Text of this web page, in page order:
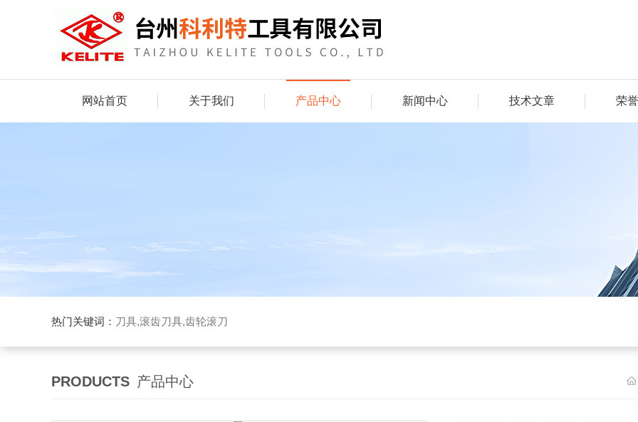
网站首页 关于我们 产品中心 新闻中心 技术文章 荣
热门关键词： 刀具,滚齿刀具,齿轮滚刀
PRODUCTS 产品中心